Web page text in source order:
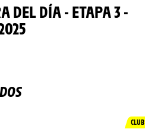
CLUB